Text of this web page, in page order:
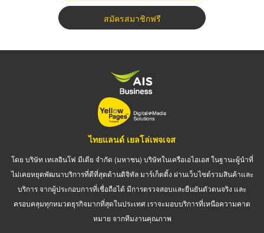
สมัครสมาชิกฟรี
ไทยแลนด์ เยลโล่เพจเจส
โดย บริษัท เทเลอินโฟ มีเดีย จำกัด (มหาชน) บริษัทในเครือเอไอเอส ในฐานะผู้นำที่
ไม่เคยหยุดพัฒนาบริการที่ดีที่สุดด้านดิจิทัล มาร์เก็ตติ้ง ผ่านเว็บไซต์รวมสินค้าและ
บริการ จากผู้ประกอบการที่เชื่อถือได้ มีการตรวจสอบและยืนยันตัวตนจริง และ
ครอบคลุมทุกหมวดธุรกิจมากที่สุดในประเทศ เราจะมอบบริการที่เหนือความคาด
หมาย จากทีมงานคุณภาพ